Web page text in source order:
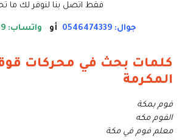
فقط اتصل بنا لنوفر لك ما
جوال: 0546474339 أو واتساب: 0546474339
كلمات بحث في محركات
المكرمة
فوم بمكة
الفوم مكه
معلم فوم في مكة